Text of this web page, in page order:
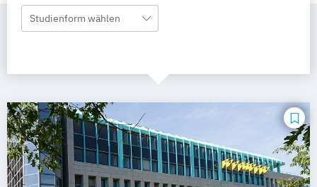
Studienform wählen